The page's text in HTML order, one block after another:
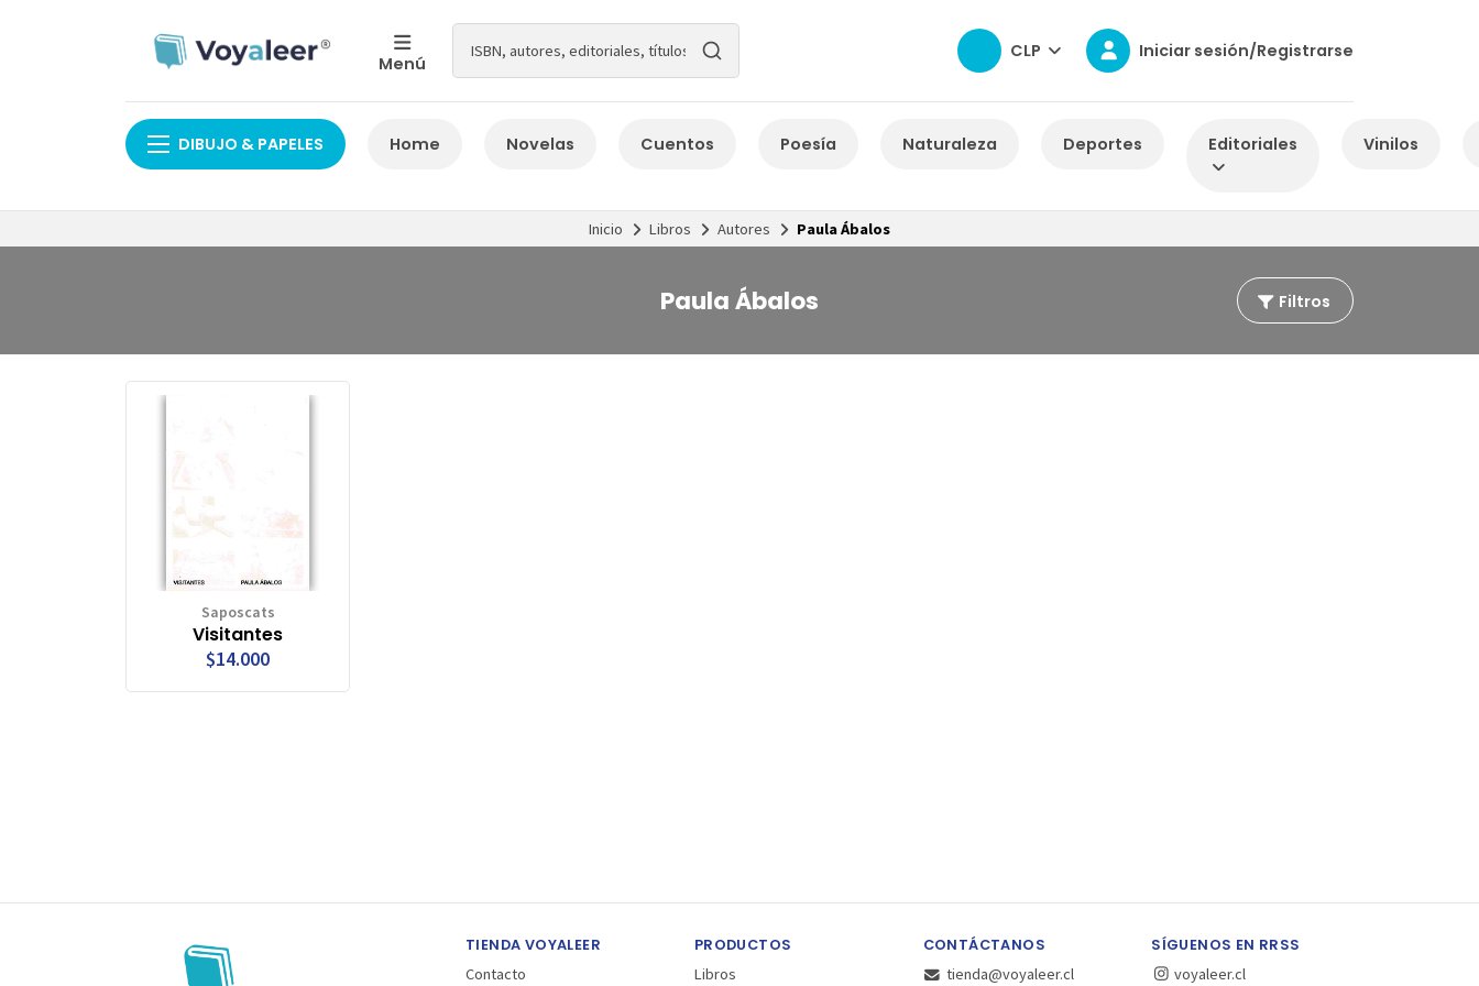
Menú
CLP Iniciar sesión/Registrarse
DIBUJO & PAPELES Home Novelas Cuentos Poesía Naturaleza Deportes Editoriales Vinilos
Inicio Libros Autores Paula Ábalos
Paula Ábalos Filtros
Saposcats
Visitantes
$14.000
TIENDA VOYALEER
Contacto
PRODUCTOS
Libros
CONTÁCTANOS
tienda@voyaleer.cl
SÍGUENOS EN RRSS
voyaleer.cl